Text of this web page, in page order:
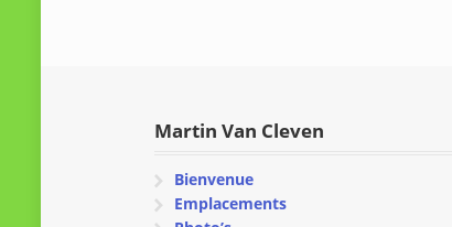
Martin Van Cleven
Bienvenue
Emplacements